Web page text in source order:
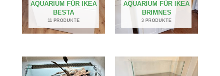
AQUARIUM FÜR IKEA
BESTA
11 PRODUKTE
AQUARIUM FÜR IKEA
BRIMNES
3 PRODUKTE